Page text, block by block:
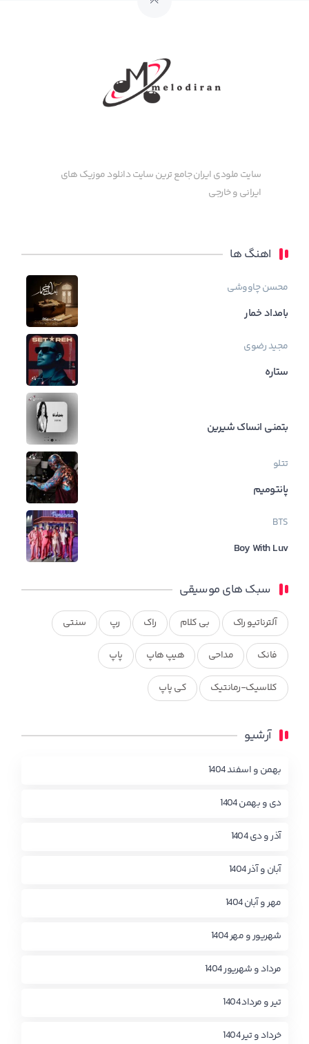
سایت ملودی ایران جامع ترین سایت دانلود موزیک های
ایرانی و خارجی
اهنگ ها
محسن چاووشی
بامداد خمار
مجید رضوی
ستاره
بتمنی انساک شیرین
تتلو
پانتومیم
BTS
Boy With Luv
سبک های موسیقی
آلترناتیو راک بی کلام راک رپ سنتی
فانک مداحی هیپ هاپ پاپ
کلاسیک-رمانتیک کی پاپ
آرشیو
بهمن و اسفند 1404
دی و بهمن 1404
آذر و دی 1404
آبان و آذر 1404
مهر و آبان 1404
شهریور و مهر 1404
مرداد و شهریور 1404
تیر و مرداد 1404
خرداد و تیر 1404